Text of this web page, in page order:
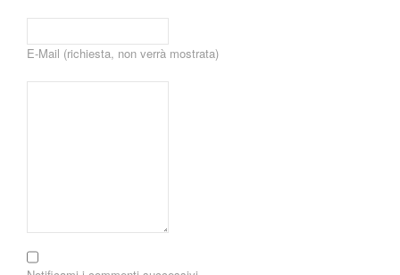
E-Mail (richiesta, non verrà mostrata)